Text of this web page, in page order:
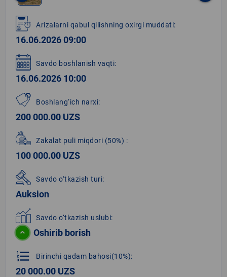
1
of
1
Arizalarni qabul qilishning oxirgi muddati:
16.06.2026 09:00
Savdo boshlanish vaqti:
16.06.2026 10:00
Boshlang‘ich narxi:
200 000.00 UZS
Zakalat puli miqdori (50%) :
100 000.00 UZS
Savdo o‘tkazish turi:
Auksion
Savdo o‘tkazish uslubi:
Oshirib borish
format_list_numbered Birinchi qadam bahosi(10%):
20 000.00 UZS